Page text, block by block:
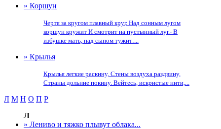
» Коршун
Чертя за кругом плавный круг, Над сонным лугом
коршун кружит И смотрит на пустынный луг.- В
избушке мать, над сыном тужит:...
» Крылья
Крылья легкие раскину, Стены воздуха раздвину,
Страны дольние покину. Вейтесь, искристые нити,...
Л М Н О П Р
Л
» Лениво и тяжко плывут облака...